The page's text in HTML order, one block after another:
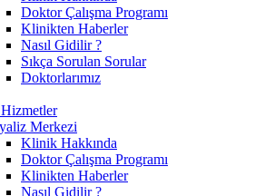
Doktor Çalışma Programı
Klinikten Haberler
Nasıl Gidilir ?
Sıkça Sorulan Sorular
Doktorlarımız
Merkezi
Klinik Hakkında
Doktor Çalışma Programı
Klinikten Haberler
Nasıl Gidilir ?